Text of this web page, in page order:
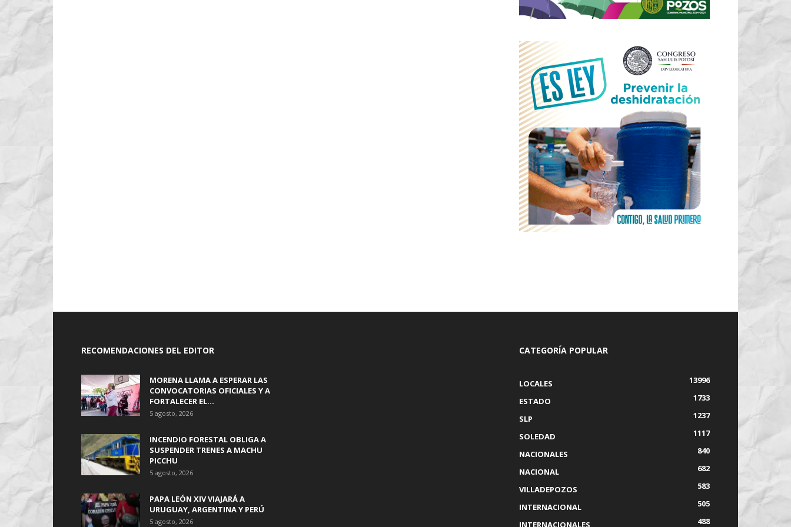
RECOMENDACIONES DEL EDITOR
MORENA LLAMA A ESPERAR LAS
CONVOCATORIAS OFICIALES Y A
FORTALECER EL...
5 agosto, 2026
INCENDIO FORESTAL OBLIGA A
SUSPENDER TRENES A MACHU
PICCHU
5 agosto, 2026
PAPA LEÓN XIV VIAJARÁ A
URUGUAY, ARGENTINA Y PERÚ
5 agosto, 2026
CATEGORÍA POPULAR
LOCALES
13996
ESTADO
1733
SLP
1237
SOLEDAD
1117
NACIONALES
840
NACIONAL
682
VILLADEPOZOS
583
INTERNACIONAL
505
INTERNACIONALES
488